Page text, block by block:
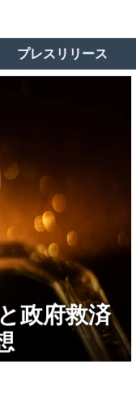
プレスリリース
政府救済